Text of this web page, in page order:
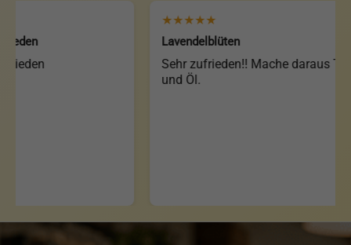
★★★★★
Lavendelblüten
Sehr zufrieden!! Mache daraus Tee
und Öl.